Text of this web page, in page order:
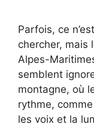
Parfois, ce
chercher, mais
Alpes-
semblent
montagne, où
rythme,
les voix et la